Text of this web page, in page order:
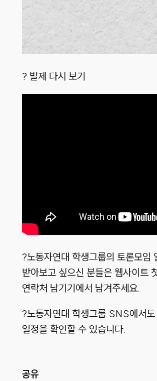
? 발제 다시 보기
?노동자연대 학생그룹의 토론모임
받아보고 싶으신 분들은 웹사이트
연락처 남기기에서 남겨주세요.
?노동자연대 학생그룹 SNS에서도
일정을 확인할 수 있습니다.
공유